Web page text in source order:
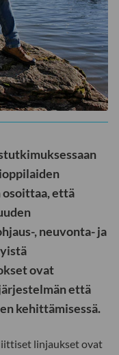
että
, neuvonta- ja
ovat
että
kehittämisessä.
linjaukset ovat